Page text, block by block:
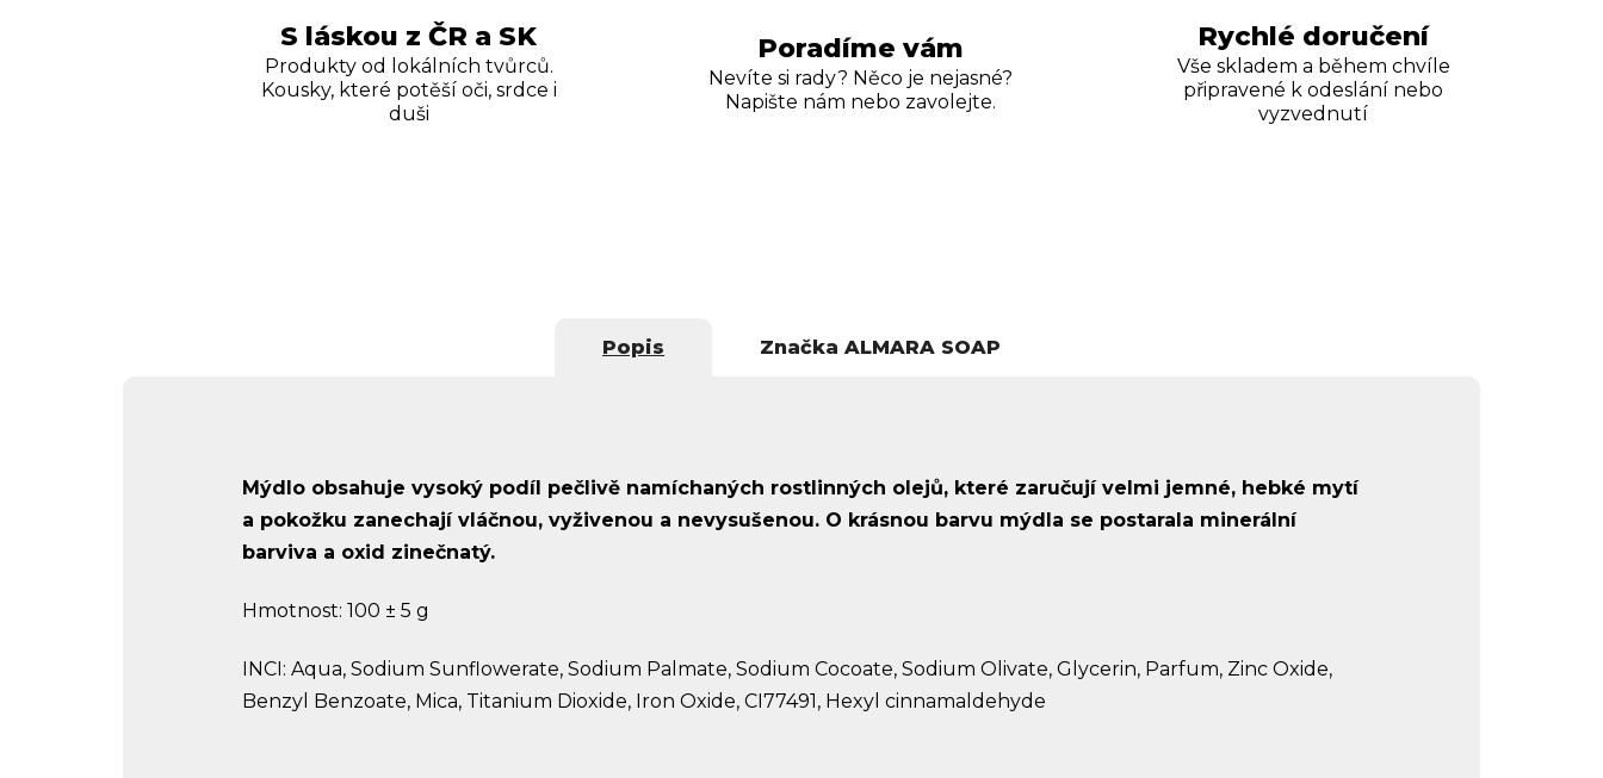
S láskou z ČR a SK
Produkty od lokálních tvůrců.
Kousky, které potěší oči, srdce i
duši
Poradíme vám
Nevíte si rady? Něco je nejasné?
Napište nám nebo zavolejte.
Rychlé doručení
Vše skladem a během chvíle
připravené k odeslání nebo
vyzvednutí
Popis Značka ALMARA SOAP
Mýdlo obsahuje vysoký podíl pečlivě namíchaných rostlinných olejů, které zaručují velmi jemné, hebké mytí
a pokožku zanechají vláčnou, vyživenou a nevysušenou. O krásnou barvu mýdla se postarala minerální
barviva a oxid zinečnatý.
Hmotnost: 100 ± 5 g
INCI: Aqua, Sodium Sunflowerate, Sodium Palmate, Sodium Cocoate, Sodium Olivate, Glycerin, Parfum, Zinc Oxide,
Benzyl Benzoate, Mica, Titanium Dioxide, Iron Oxide, CI77491, Hexyl cinnamaldehyde